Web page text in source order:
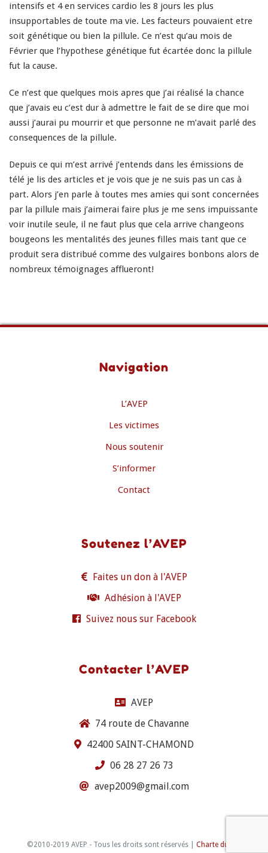
intensifs et 4 en services cardio les 8 jours les plus
insupportables de toute ma vie. Les facteurs pouvaient etre
soit génétique ou bien la pillule. Ce n’est qu’au mois de
Février que l’hypothese génétique fut écartée donc la pillule
fut la cause.
Ce n’est que quelques mois apres que j’ai réalisé la chance
que j’avais eu c’est dur à admettre le fait de se dire que moi
aussi j’aurai pu mourrir et que personne ne m’avait parlé des
consequences de la pillule.
Depuis ce qui m’est arrivé j’entends dans les émissions de
télé je lis des articles et je vois que je ne suis pas un cas à
part. Alors j’en parle à toutes mes amies qui sont concernées
par la pillule mais j’aimerai faire plus je me sens impuissante
voir inutile seule, il ne faut plus que cela arrive changeons
bougeons les mentalités des jeunes filles mais tant que ce
produit sera distribué comme des vulgaires bonbons alors de
nombreux témoignages afflueront!
Navigation
L’AVEP
Les victimes
Nous soutenir
S’informer
Contact
Soutenez l’AVEP
Faites un don à l'AVEP
Adhésion à l'AVEP
Suivez nous sur Facebook
Contacter l’AVEP
AVEP
74 route de Chavanne
42400 SAINT-CHAMOND
06 28 27 26 73
avep2009@gmail.com
©2010-2019 AVEP - Tous les droits sont réservés | Charte du site